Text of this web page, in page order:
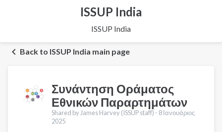
ISSUP India
ISSUP India
Back to ISSUP India main page
Συνάντηση Οράματος
Εθνικών Παραρτημάτων
Shared by James Harvey (ISSUP staff) - 8 Ιανουάριος
2025